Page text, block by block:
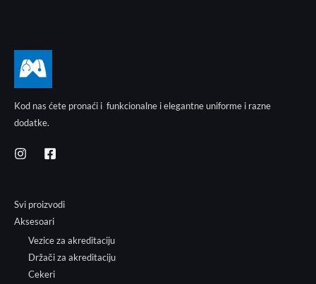
Kod nas ćete pronaći i funkcionalne i elegantne uniforme i razne
dodatke.
Svi proizvodi
Aksesoari
Vezice za akreditaciju
Držači za akreditaciju
Cekeri